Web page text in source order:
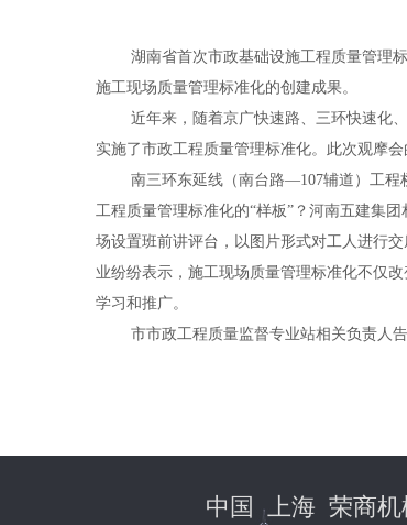
湖南省首次市政基础设施工程质量管理
施工现场质量管理标准化的创建成果。
近年来，随着京广快速路、三环快速化
实施了市政工程质量管理标准化。此次观摩
南三环东延线（南台路—107辅道）工程
工程质量管理标准化的“样板”？河南五建集
场设置班前讲评台，以图片形式对工人进行
业纷纷表示，施工现场质量管理标准化不仅
学习和推广。
市市政工程质量监督专业站相关负责人
中国 上海 荣商机